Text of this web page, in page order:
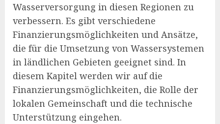
Wasserversorgung in diesen Regionen zu
verbessern. Es gibt verschiedene
Finanzierungsmöglichkeiten und Ansätze,
die für die Umsetzung von Wassersystemen
in ländlichen Gebieten geeignet sind. In
diesem Kapitel werden wir auf die
Finanzierungsmöglichkeiten, die Rolle der
lokalen Gemeinschaft und die technische
Unterstützung eingehen.